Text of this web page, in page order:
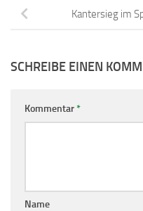
Kantersieg im
SCHREIBE EINEN
Kommentar*
Name